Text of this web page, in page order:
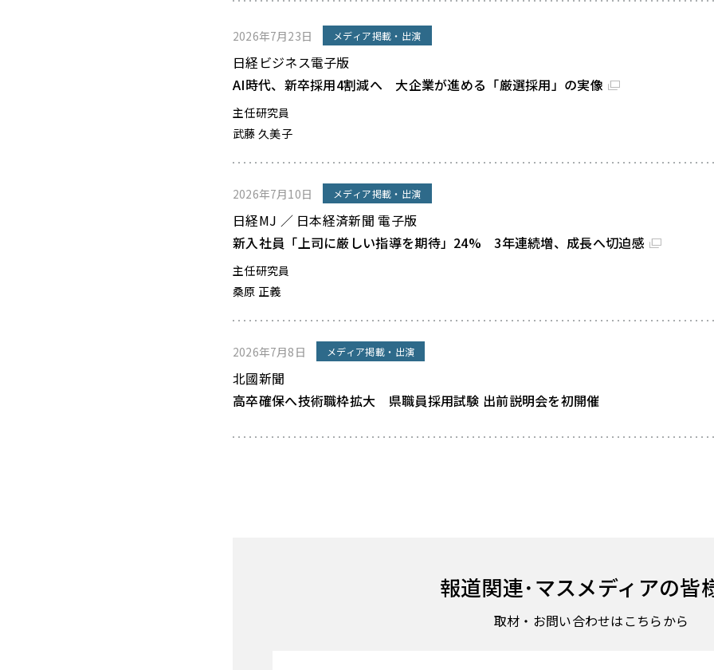
2026年7月23日 メディア掲載・出演
日経ビジネス電子版
AI時代、新卒採用4割減へ 大企業が進める「厳選採用」の実像
主任研究員
武藤 久美子
2026年7月10日 メディア掲載・出演
日経MJ ／ 日本経済新聞 電子版
新入社員「上司に厳しい指導を期待」24% 3年連続増、成長へ切迫感
主任研究員
桑原 正義
2026年7月8日 メディア掲載・出演
北國新聞
高卒確保へ技術職枠拡大 県職員採用試験 出前説明会を初開催
報道関連･マスメディアの皆
取材・お問い合わせはこちらから